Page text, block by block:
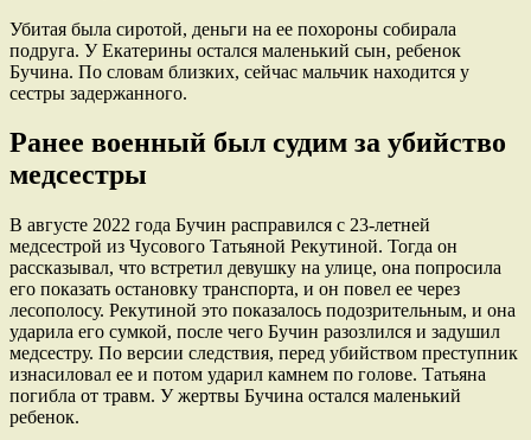
Убитая была сиротой, деньги на ее похороны собирала
подруга. У Екатерины остался маленький сын, ребенок
Бучина. По словам близких, сейчас мальчик находится у
сестры задержанного.
Ранее военный был судим за убийство
медсестры
В августе 2022 года Бучин расправился с 23-летней
медсестрой из Чусового Татьяной Рекутиной. Тогда он
рассказывал, что встретил девушку на улице, она попросила
его показать остановку транспорта, и он повел ее через
лесополосу. Рекутиной это показалось подозрительным, и она
ударила его сумкой, после чего Бучин разозлился и задушил
медсестру. По версии следствия, перед убийством преступник
изнасиловал ее и потом ударил камнем по голове. Татьяна
погибла от травм. У жертвы Бучина остался маленький
ребенок.